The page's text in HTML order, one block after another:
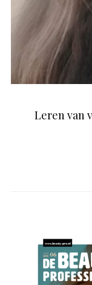
Leren van